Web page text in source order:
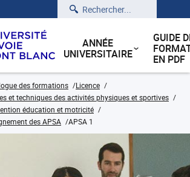
Rechercher
ANNÉE
UNIVERSITAIRE
GUIDE
EN PDF
des formations
Licence
et techniques des activités physiques et sportives
éducation et motricité
des APSA
APSA 1